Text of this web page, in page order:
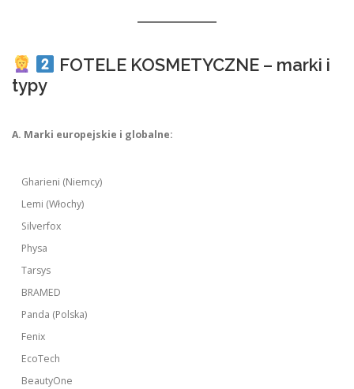
FOTELE KOSMETYCZNE – marki i
typy
A. Marki europejskie i globalne:
Gharieni (Niemcy)
Lemi (Włochy)
Silverfox
Physa
Tarsys
BRAMED
Panda (Polska)
Fenix
EcoTech
BeautyOne